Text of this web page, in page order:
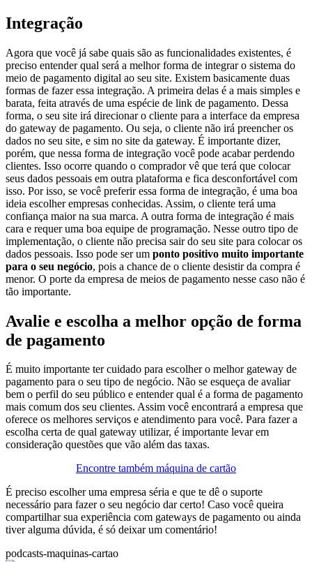
Integração
Agora que você já sabe quais são as funcionalidades existentes, é
preciso entender qual será a melhor forma de integrar o sistema do
meio de pagamento digital ao seu site. Existem basicamente duas
formas de fazer essa integração. A primeira delas é a mais simples e
barata, feita através de uma espécie de link de pagamento. Dessa
forma, o seu site irá direcionar o cliente para a interface da empresa
do gateway de pagamento. Ou seja, o cliente não irá preencher os
dados no seu site, e sim no site da gateway. É importante dizer,
porém, que nessa forma de integração você pode acabar perdendo
clientes. Isso ocorre quando o comprador vê que terá que colocar
seus dados pessoais em outra plataforma e fica desconfortável com
isso. Por isso, se você preferir essa forma de integração, é uma boa
ideia escolher empresas conhecidas. Assim, o cliente terá uma
confiança maior na sua marca. A outra forma de integração é mais
cara e requer uma boa equipe de programação. Nesse outro tipo de
implementação, o cliente não precisa sair do seu site para colocar os
dados pessoais. Isso pode ser um ponto positivo muito importante
para o seu negócio, pois a chance de o cliente desistir da compra é
menor. O porte da empresa de meios de pagamento nesse caso não é
tão importante.
Avalie e escolha a melhor opção de forma
de pagamento
É muito importante ter cuidado para escolher o melhor gateway de
pagamento para o seu tipo de negócio. Não se esqueça de avaliar
bem o perfil do seu público e entender qual é a forma de pagamento
mais comum dos seu clientes. Assim você encontrará a empresa que
oferece os melhores serviços e atendimento para você. Para fazer a
escolha certa de qual gateway utilizar, é importante levar em
consideração questões que vão além das taxas.
Encontre também máquina de cartão
É preciso escolher uma empresa séria e que te dê o suporte
necessário para fazer o seu negócio dar certo! Caso você queira
compartilhar sua experiência com gateways de pagamento ou ainda
tiver alguma dúvida, é só deixar um comentário!
podcasts-maquinas-cartao